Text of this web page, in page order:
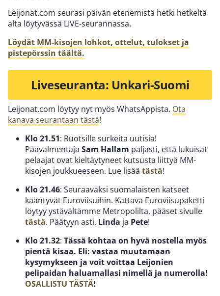
Leijonat.com seurasi päivän etenemistä hetki hetkeltä
alta löytyvässä LIVE-seurannassa.
Löydät MM-kisojen lohkot, ottelut, tulokset ja
pistepörssin täältä.
Liveseuranta: Unkari-Suomi
Leijonat.com löytyy nyt myös WhatsAppista. Ota
kanava seurantaan tästä!
Klo 21.51: Ruotsille surkeita uutisia!
Päävalmentaja Sam Hallam paljasti, että lukuisat
pelaajat ovat kieltäytyneet kutsusta liittyä MM-
kisojen joukkueeseen. Lue lisää tästä!
Klo 21.46: Seuraavaksi suomalaisten katseet
kääntyvät Euroviisuihin. Kattava Euroviisupaketti
löytyy ystävältämme Metropolilta, pääset sivulle
tästä. Päätyyn asti, Linda ja Pete!
Klo 21.32: Tässä kohtaa on hyvä nostella myös
pientä kisaa. Eli: vastaa muutamaan
kysymykseen ja voit voittaa Leijonien
pelipaidan haluamallasi nimellä ja numerolla!
OSALLISTU TÄSTÄ!